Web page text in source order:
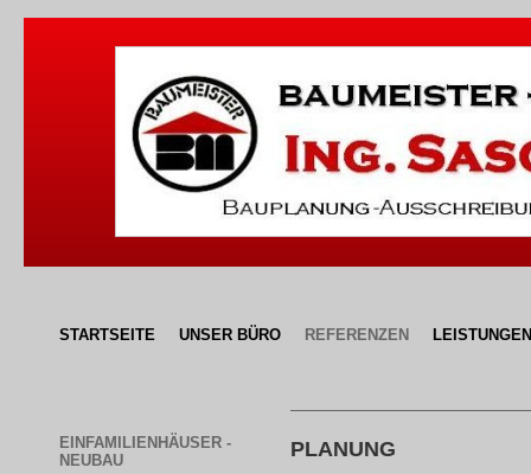
STARTSEITE UNSER BÜRO REFERENZEN LEISTUNGEN
EINFAMILIENHÄUSER -
NEUBAU
PLANUNG